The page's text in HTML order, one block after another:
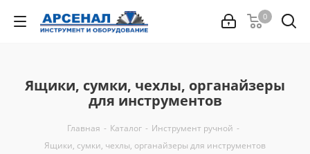
0
Ящики, сумки, чехлы, органайзеры
для инструментов
Главная - Каталог - Инструмент ручной -
Ящики, сумки, чехлы, органайзеры для инструментов